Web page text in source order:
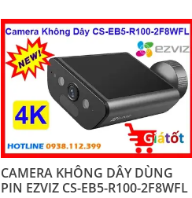
lượng cao từ bất kỳ nơi nào trên thế
giới thông qua mạng wifi
CAMERA KHÔNG DÂY DÙNG
PIN EZVIZ CS-EB5-R100-2F8WFL